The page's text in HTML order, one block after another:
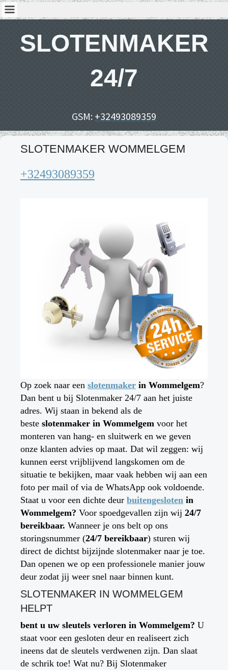
SLOTENMAKER
24/7
GSM: +32493089359
SLOTENMAKER WOMMELGEM
+32493089359
Op zoek naar een slotenmaker in Wommelgem?
Dan bent u bij Slotenmaker 24/7 aan het juiste
adres. Wij staan in bekend als de
beste slotenmaker in Wommelgem voor het
monteren van hang- en sluitwerk en we geven
onze klanten advies op maat. Dat wil zeggen: wij
kunnen eerst vrijblijvend langskomen om de
situatie te bekijken, maar vaak hebben wij aan een
foto per mail of via de WhatsApp ook voldoende.
Staat u voor een dichte deur buitengesloten in
Wommelgem? Voor spoedgevallen zijn wij 24/7
bereikbaar. Wanneer je ons belt op ons
storingsnummer (24/7 bereikbaar) sturen wij
direct de dichtst bijzijnde slotenmaker naar je toe.
Dan openen we op een professionele manier jouw
deur zodat jij weer snel naar binnen kunt.
SLOTENMAKER IN WOMMELGEM
HELPT
bent u uw sleutels verloren in Wommelgem? U
staat voor een gesloten deur en realiseert zich
ineens dat de sleutels verdwenen zijn. Dan slaat
de schrik toe! Wat nu? Bij Slotenmaker